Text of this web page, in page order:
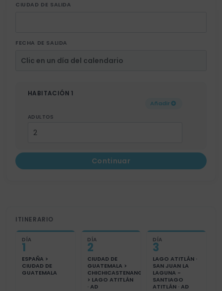
CIUDAD DE SALIDA
FECHA DE SALIDA
HABITACIÓN 1
Añadir
ADULTOS
Continuar
ITINERARIO
DÍA
1
ESPAÑA >
CIUDAD DE
GUATEMALA
DÍA
2
CIUDAD DE
GUATEMALA >
CHICHICASTENANGO
> LAGO ATITLÁN
· AD
DÍA
3
LAGO ATITLÁN ·
SAN JUAN LA
LAGUNA -
SANTIAGO
ATITLÁN · AD